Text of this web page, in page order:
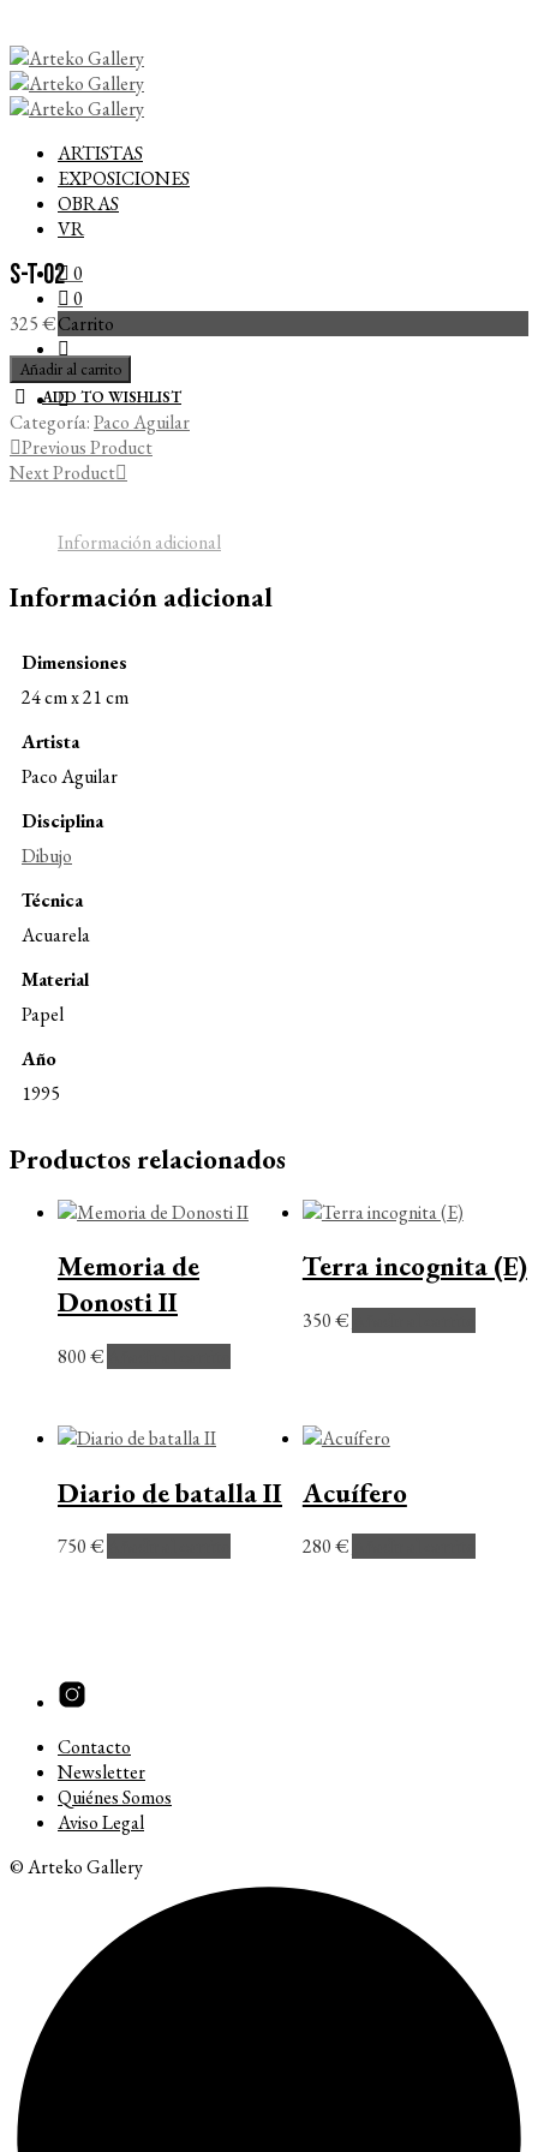
ARTISTAS
EXPOSICIONES
OBRAS
VR
0
0
Carrito
S-T 02
325€
S-
T
02
cantidad
Añadir al carrito
ADD TO WISHLIST
Categoría:Paco Aguilar
Previous Product
Next Product
Información adicional
Información adicional
Dimensiones
24 cm x 21 cm
Artista
Paco Aguilar
Disciplina
Dibujo
Técnica
Acuarela
Material
Papel
Año
1995
Productos relacionados
Memoria de
Donosti II
800€
Terra incognita (E)
350€
Diario de batalla II
750€
Acuífero
280€
Contacto
Newsletter
Quiénes Somos
Aviso Legal
© Arteko Gallery